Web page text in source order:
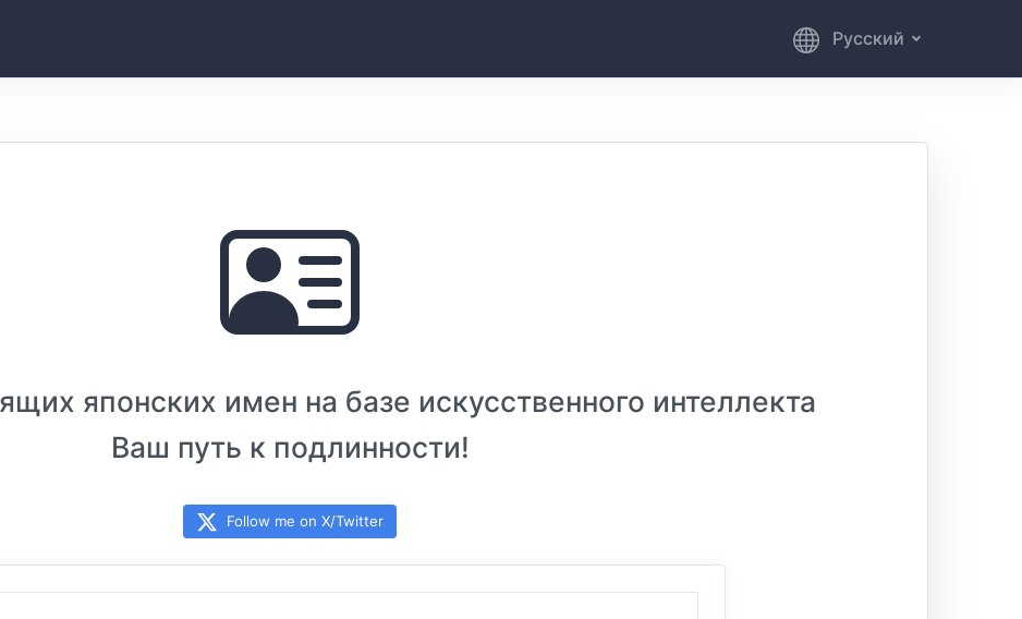
Русский
японских имен на базе искусственного интеллекта
Ваш путь к подлинности!
Follow me on X/Twitter